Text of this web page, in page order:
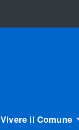
Vivere il Comune